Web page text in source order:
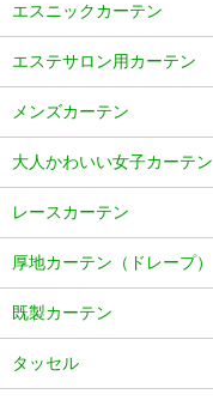
エスニックカーテン
エステサロン用カーテン
メンズカーテン
大人かわいい女子カーテン
レースカーテン
厚地カーテン（ドレープ）
既製カーテン
タッセル